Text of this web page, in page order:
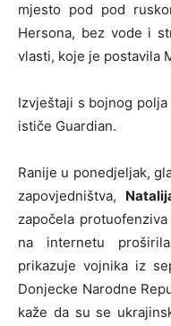
mjesto pod pod
Hersona, bez vode i
vlasti, koje je postavila
Izvještaji s bojnog
ističe Guardian.
Ranije u ponedjeljak,
zapovjedništva,
započela
na internetu
prikazuje vojnika iz
Donjecke Narodne
kaže da su se